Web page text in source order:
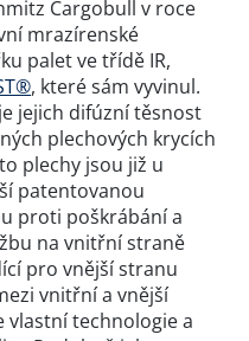
Cargobull v roce
mrazírenské
palet ve třídě IR,
, které sám vyvinul.
jejich difúzní těsnost
plechových krycích
plechy jsou již u
patentovanou
proti poškrábání a
na vnitřní straně
pro vnější stranu
vnitřní a vnější
vlastní technologie a